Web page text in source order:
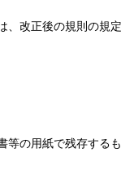
、改正後の規則の規
等の用紙で残存する